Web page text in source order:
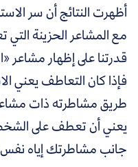
أظهرت النتائج أن سر
مع المشاعر الحزينة التي
قدرتنا على إظهار مشاعر
فإذا كان التعاطف يعني
طريق مشاطرته ذات
يعني أن تعطف على الشخص
جانب مشاطرتك إياه نفس